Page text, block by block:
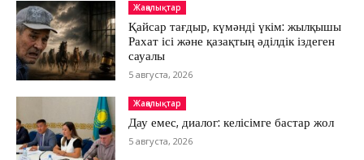
Жаңалықтар
Қайсар тағдыр, күмәнді үкім: жылқышы
Рахат ісі және қазақтың әділдік іздеген
сауалы
5 августа, 2026
Жаңалықтар
Дау емес, диалог: келісімге бастар жол
5 августа, 2026